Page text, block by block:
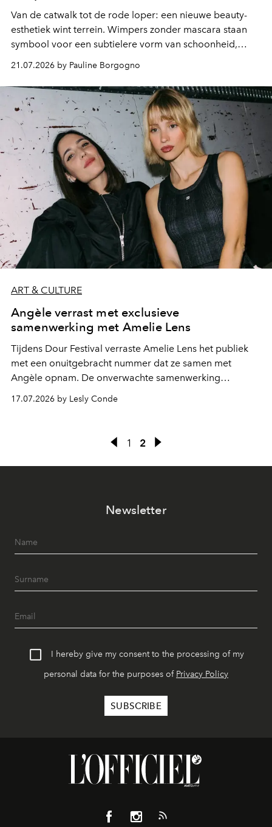
Van de catwalk tot de rode loper: een nieuwe beauty-
esthetiek wint terrein. Wimpers zonder mascara staan
symbool voor een subtielere vorm van schoonheid,
waarin zelfvertrouwen belangrijker is dan een overvloed
aan make-up.
21.07.2026 by Pauline Borgogno
ART & CULTURE
Angèle verrast met exclusieve
samenwerking met Amelie Lens
Tijdens Dour Festival verraste Amelie Lens het publiek
met een onuitgebracht nummer dat ze samen met
Angèle opnam. De onverwachte samenwerking
bevestigt de elektronische koers die de Belgische
zangeres de voorbije maanden steeds nadrukkelijker
17.07.2026 by Lesly Conde
1 2
Newsletter
I hereby give my consent to the processing of my
personal data for the purposes of Privacy Policy